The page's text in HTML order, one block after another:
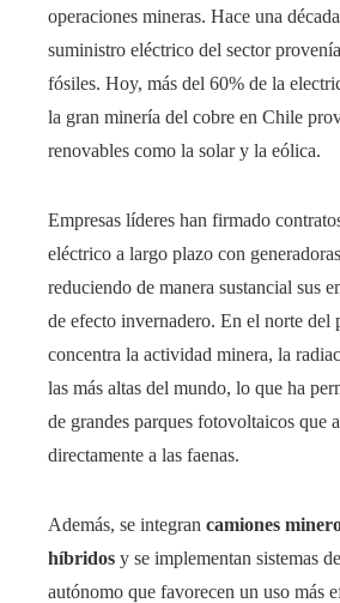
operaciones mineras. Hace una
suministro eléctrico del sector
fósiles. Hoy, más del 60% de la
la gran minería del cobre en Chile
renovables como la solar y la eólica.
Empresas líderes han firmado
eléctrico a largo plazo con
reduciendo de manera sustancial sus
de efecto invernadero. En el norte del
concentra la actividad minera, la
las más altas del mundo, lo que ha
de grandes parques fotovoltaicos que
directamente a las faenas.
Además, se integran camiones
híbridos y se implementan sistemas
autónomo que favorecen un uso más